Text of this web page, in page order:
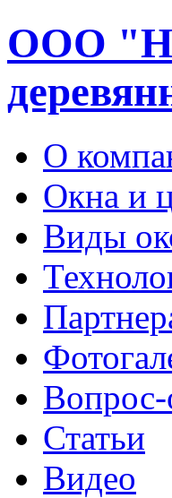
ООО
О
Окна и
Виды
Вопрос-
Статьи
Видео